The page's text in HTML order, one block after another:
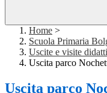
Home >
Scuola Primaria
Uscite e visite
Uscita parco
Uscita parco